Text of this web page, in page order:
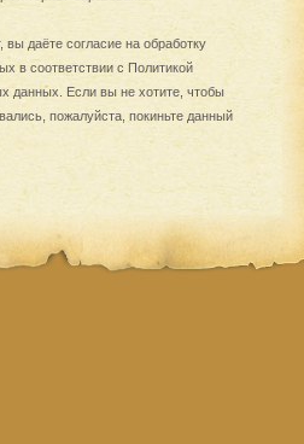
вы даёте согласие на обработку
в соответствии с Политикой
данных . Если вы не хотите, чтобы
пожалуйста, покиньте данный